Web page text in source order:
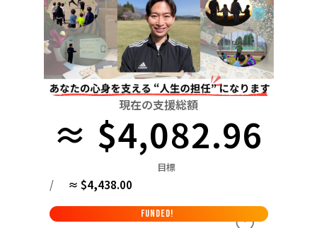
九州・沖縄
新潟 富山 石川 福井 山梨 長野
三重 滋賀 京都 大阪 兵庫 奈良
鳥取 島根 岡山 広島 山口
九州・沖縄
現在の支援総額
≈ $4,082.96
目標
/ ≈ $4,438.00
FUNDED!